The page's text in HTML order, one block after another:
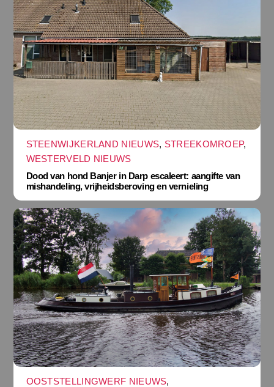
STEENWIJKERLAND NIEUWS, STREEKOMROEP,
WESTERVELD NIEUWS
Dood van hond Banjer in Darp escaleert: aangifte van
mishandeling, vrijheidsberoving en vernieling
OOSTSTELLINGWERF NIEUWS,